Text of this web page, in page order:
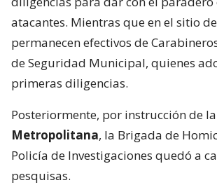
atacantes. Mientras que en el sitio
permanecen efectivos de
de Seguridad Municipal, quienes
primeras diligencias.
Posteriormente, por instrucción de la
Metropolitana, la Brigada de
Policía de Investigaciones quedó a
pesquisas.